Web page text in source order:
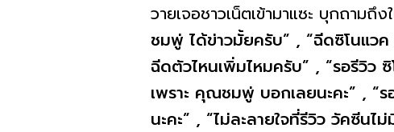
วายเจอชาวเน็ตเข้ามาแซะ บุกถามถึ
ชมพู่ ได้ข่าวมั้ยครับ” , “ฉีดซิโนแว
ฉีดตัวไหนเพิ่มไหมครับ” , “รอรีวิว
เพราะ คุณชมพู่ บอกเลยนะคะ” ,
นะคะ” , “ไม่ละลายใจที่รีวิว วัคซีน